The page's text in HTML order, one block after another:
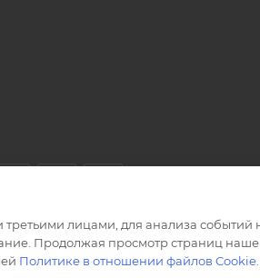
лицами, для анализа событий
Продолжая просмотр страниц
Политике в отношении файлов Cookie